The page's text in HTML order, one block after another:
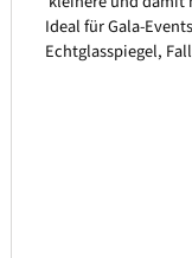
Ideal für Gala-
Echtglasspiegel,